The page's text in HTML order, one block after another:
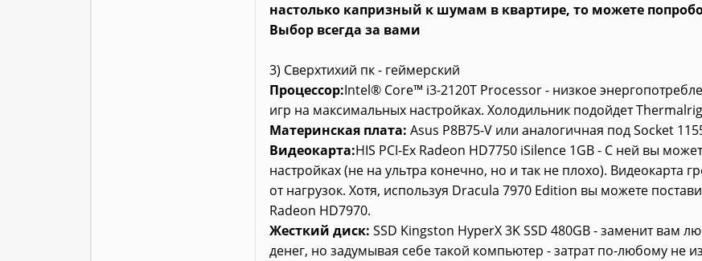
настолько капризный к шумам в квартире, то можете
Выбор всегда за вами
3) Сверхтихий пк - геймерский
Процессор:Intel® Core™ i3-2120T Processor - низкое
игр на максимальных настройках. Холодильник подойдет
Материнская плата: Asus P8B75-V или аналогичная под Socket
Видеокарта:HIS PCI-Ex Radeon HD7750 iSilence 1GB - С ней вы
настройках (не на ультра конечно, но и так не плохо). Видеокарта
от нагрузок. Хотя, используя Dracula 7970 Edition вы можете
Radeon HD7970.
Жесткий диск: SSD Kingston HyperX 3K SSD 480GB - заменит вам
денег, но задумывая себе такой компьютер - затрат по-любому не